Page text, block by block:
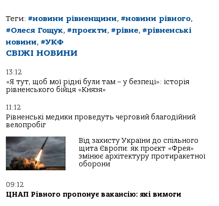
Теги: #новини рівненщини, #новини рівного,
#Олеся Гощук, #проєкти, #рівне, #рівненські
новини, #УКФ
СВІЖІ НОВИНИ
13:12
«Я тут, щоб мої рідні були там – у безпеці»: історія
рівненського бійця «Князя»
11:12
Рівненські медики проведуть черговий благодійний
велопробіг
Від захисту України до спільного
щита Європи: як проєкт «Фрея»
змінює архітектуру протиракетної
оборони
09:12
ЦНАП Рівного пропонує вакансію: які вимоги